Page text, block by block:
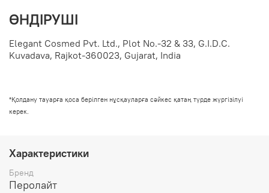
ӨНДІРУШІ
Elegant Cosmed Pvt. Ltd., Plot No.-32 & 33, G.I.D.C.
Kuvadava, Rajkot-360023, Gujarat, India
*Қолдану тауарға қоса берілген нұсқауларға сәйкес қатаң түрде жүргізілуі
керек.
Характеристики
Бренд
Перолайт